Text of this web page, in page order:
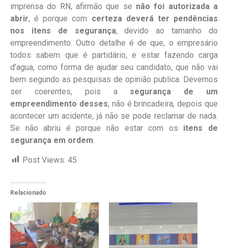
imprensa do RN, afirmão que se não foi autorizada a
abrir, é porque com certeza deverá ter pendências
nos itens de segurança, devido ao tamanho do
empreendimento. Outro detalhe é de que, o empresário
todos sabem que é partidário, e estar fazendo carga
d’agua, como forma de ajudar seu candidato, que não vai
bem segundo as pesquisas de opinião publica. Devemos
ser coerentes, pois a segurança de um
empreendimento desses, não é brincadeira, depois que
acontecer um acidente, já não se pode reclamar de nada.
Se não abriu é porque não estar com os itens de
segurança em ordem.
Post Views: 45
Relacionado